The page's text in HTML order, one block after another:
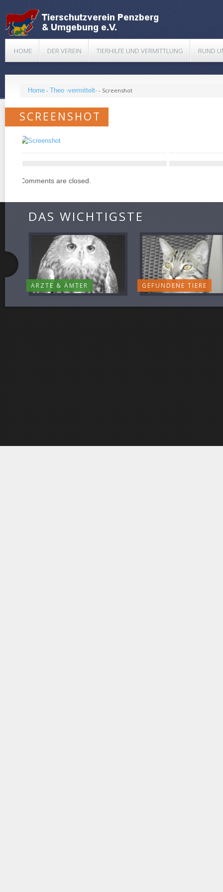
HOME DER VEREIN TIERHILFE UND VERMITTLUNG RUND
Home - Theo -vermittelt- - Screenshot
SCREENSHOT
Comments are closed.
DAS WICHTIGSTE
ÄRZTE & ÄMTER GEFUNDENE TIERE